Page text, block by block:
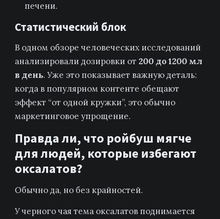
печени.
Статистический блок
В одном обзоре человеческих исследований
анализировали дозировки от 200 до 1200 мл
в день. Уже это показывает важную деталь:
когда в популярном контенте обещают
эффект “от одной кружки”, это обычно
маркетинговое упрощение.
Правда ли, что ройбуш мягче
для людей, которые избегают
оксалатов?
Обычно да, но без крайностей.
У черного чая тема оксалатов поднимается